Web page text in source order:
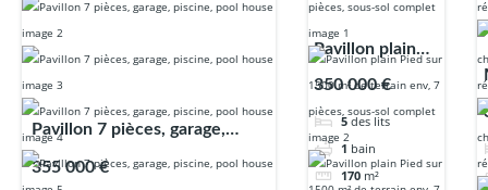
Pavillon 7 pièces, garage,
piscine, pool house
355 000 €
Pavillon plain
Pied sur 1500
env, 7 pièces,
sous-sol
complet
350 000 €
5 des lits
1 bain
170 m²